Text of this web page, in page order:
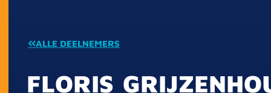
ALLE DEELNEMERS
FLORIS